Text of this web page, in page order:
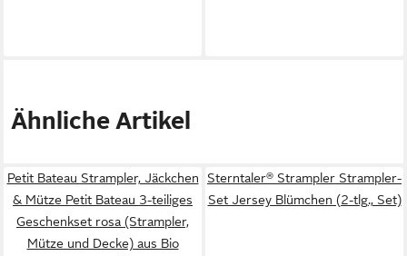
Ähnliche Artikel
Petit Bateau Strampler, Jäckchen
& Mütze Petit Bateau 3-teiliges
Geschenkset rosa (Strampler,
Mütze und Decke) aus Bio
Sterntaler® Strampler Strampler-
Set Jersey Blümchen (2-tlg., Set)